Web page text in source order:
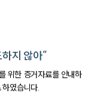
지 않아”
위한 증거자료를 안내하
였습니다.